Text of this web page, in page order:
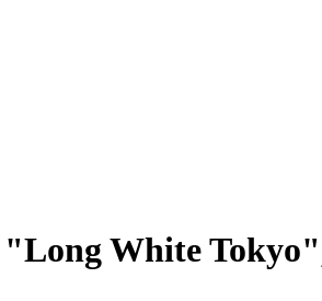
White